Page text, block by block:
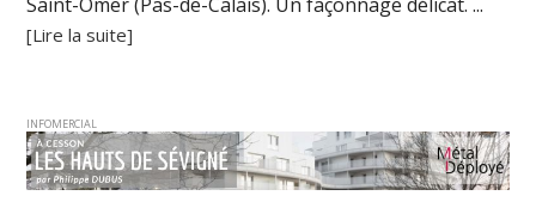
[Lire la suite]
INFOMERCIAL